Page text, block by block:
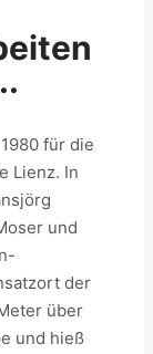
für die
Lienz. In
und
der
über
und hieß